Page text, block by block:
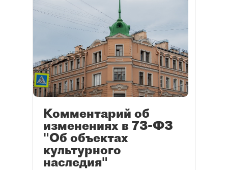
Комментарий об
изменениях в 73-ФЗ
"Об объектах
культурного
наследия"